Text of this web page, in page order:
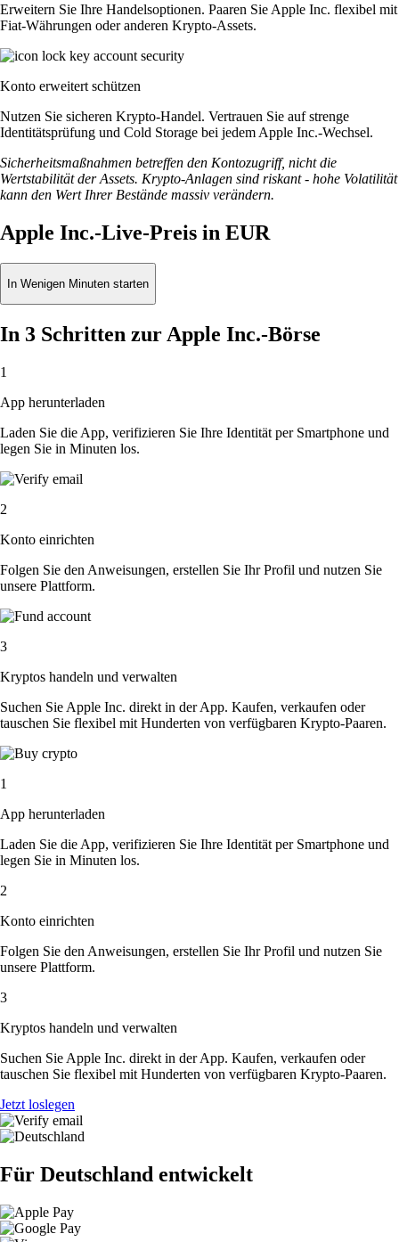
Erweitern Sie Ihre Handelsoptionen. Paaren Sie Apple Inc. flexibel mit
Fiat-Währungen oder anderen Krypto-Assets.
Konto erweitert schützen
Nutzen Sie sicheren Krypto-Handel. Vertrauen Sie auf strenge
Identitätsprüfung und Cold Storage bei jedem Apple Inc.-Wechsel.
Sicherheitsmaßnahmen betreffen den Kontozugriff, nicht die
Wertstabilität der Assets. Krypto-Anlagen sind riskant - hohe Volatilität
kann den Wert Ihrer Bestände massiv verändern.
Apple Inc.-Live-Preis in EUR
In Wenigen Minuten starten
In 3 Schritten zur Apple Inc.-Börse
1
App herunterladen
Laden Sie die App, verifizieren Sie Ihre Identität per Smartphone und
legen Sie in Minuten los.
2
Konto einrichten
Folgen Sie den Anweisungen, erstellen Sie Ihr Profil und nutzen Sie
unsere Plattform.
3
Kryptos handeln und verwalten
Suchen Sie Apple Inc. direkt in der App. Kaufen, verkaufen oder
tauschen Sie flexibel mit Hunderten von verfügbaren Krypto-Paaren.
1
App herunterladen
Laden Sie die App, verifizieren Sie Ihre Identität per Smartphone und
legen Sie in Minuten los.
2
Konto einrichten
Folgen Sie den Anweisungen, erstellen Sie Ihr Profil und nutzen Sie
unsere Plattform.
3
Kryptos handeln und verwalten
Suchen Sie Apple Inc. direkt in der App. Kaufen, verkaufen oder
tauschen Sie flexibel mit Hunderten von verfügbaren Krypto-Paaren.
Jetzt loslegen
Für Deutschland entwickelt